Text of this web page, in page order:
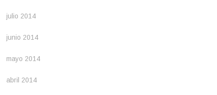
julio 2014
junio 2014
mayo 2014
abril 2014